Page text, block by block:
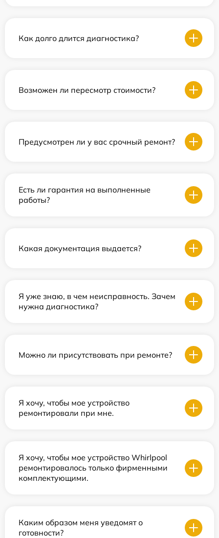
Как долго длится диагностика?
Возможен ли пересмотр стоимости?
Предусмотрен ли у вас срочный ремонт?
Есть ли гарантия на выполненные
работы?
Какая документация выдается?
Я уже знаю, в чем неисправность. Зачем
нужна диагностика?
Можно ли присутствовать при ремонте?
Я хочу, чтобы мое устройство
ремонтировали при мне.
Я хочу, чтобы мое устройство Whirlpool
ремонтировалось только фирменными
комплектующими.
Каким образом меня уведомят о
готовности?